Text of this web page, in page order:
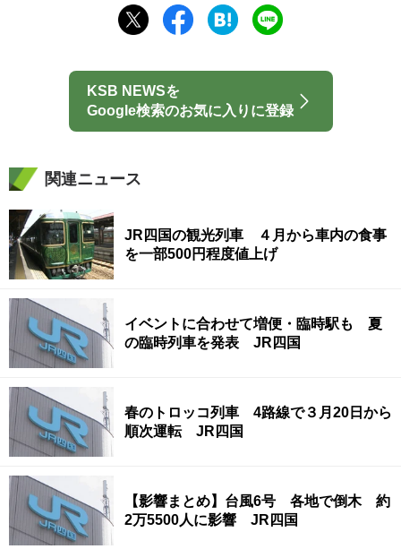
KSB NEWSを
Google検索のお気に入りに登録
関連ニュース
JR四国の観光列車 ４月から車内の食事
を一部500円程度値上げ
イベントに合わせて増便・臨時駅も 夏
の臨時列車を発表 JR四国
春のトロッコ列車 4路線で３月20日から
順次運転 JR四国
【影響まとめ】台風6号 各地で倒木 約
2万5500人に影響 JR四国